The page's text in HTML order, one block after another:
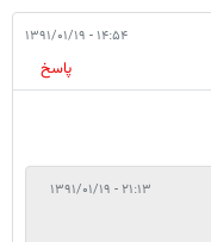
۱۴:۵۴ - ۱۳۹۱/۰۱/۱۹
پاسخ
۲۱:۱۳ - ۱۳۹۱/۰۱/۱۹